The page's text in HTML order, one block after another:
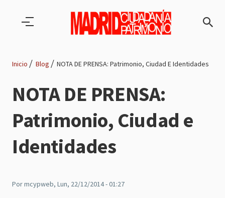
Ruta
de
navegación
Inicio Blog NOTA DE PRENSA: Patrimonio, Ciudad E Identidades
NOTA DE PRENSA:
Patrimonio, Ciudad e
Identidades
Pormcypweb, Lun, 22/12/2014 - 01:27